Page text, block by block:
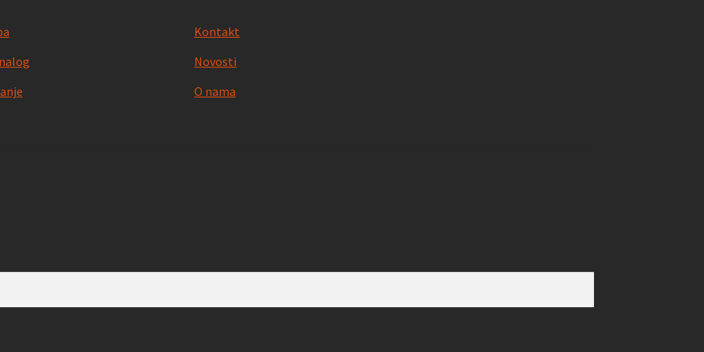
Kontakt
Novosti
O nama